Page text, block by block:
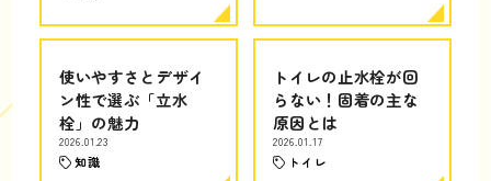
使いやすさとデザイ
ン性で選ぶ「立水
栓」の魅力
2026.01.23
知識
トイレの止水栓が回
らない！固着の主な
原因とは
2026.01.17
トイレ